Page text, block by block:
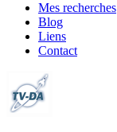
Mes recherches
Blog
Liens
Contact